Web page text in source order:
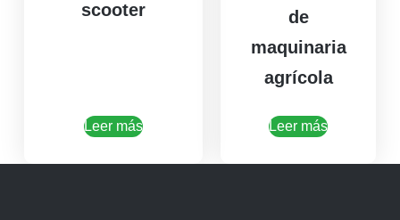
scooter
Leer más
de
maquinaria
agrícola
Leer más